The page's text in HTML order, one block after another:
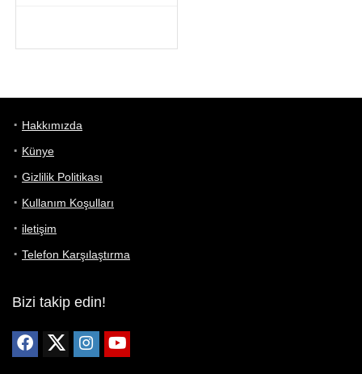
Hakkımızda
Künye
Gizlilik Politikası
Kullanım Koşulları
iletişim
Telefon Karşılaştırma
Bizi takip edin!